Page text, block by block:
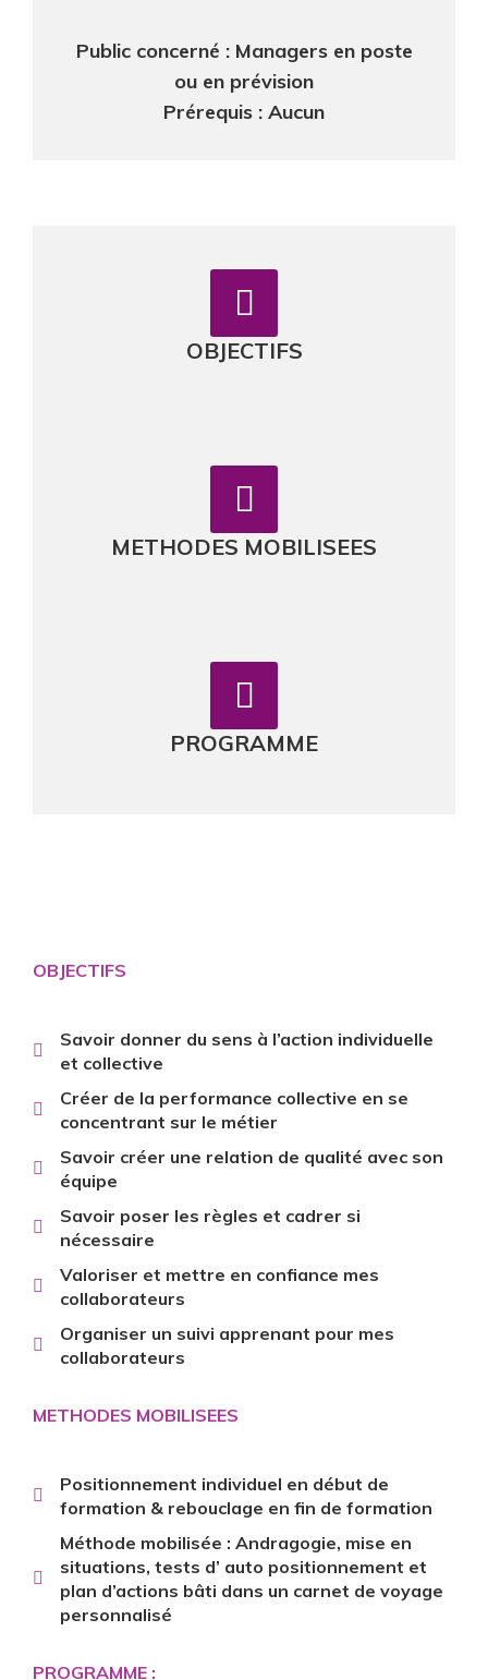
Public concerné : Managers en poste
ou en prévision
Prérequis : Aucun
OBJECTIFS
METHODES MOBILISEES
PROGRAMME
OBJECTIFS
Savoir donner du sens à l’action individuelle
et collective
Créer de la performance collective en se
concentrant sur le métier
Savoir créer une relation de qualité avec son
équipe
Savoir poser les règles et cadrer si
nécessaire
Valoriser et mettre en confiance mes
collaborateurs
Organiser un suivi apprenant pour mes
collaborateurs
METHODES MOBILISEES
Positionnement individuel en début de
formation & rebouclage en fin de formation
Méthode mobilisée : Andragogie, mise en
situations, tests d’ auto positionnement et
plan d’actions bâti dans un carnet de voyage
personnalisé
PROGRAMME :